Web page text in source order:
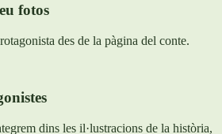
fotos
des de la pàgina del conte.
dins les il·lustracions de la història,